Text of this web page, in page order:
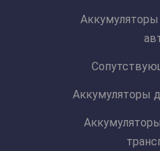
Аккумуляторы